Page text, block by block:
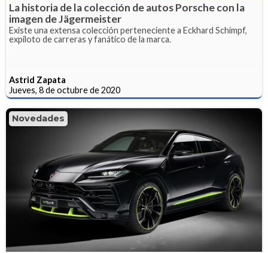
La historia de la colección de autos Porsche con la
imagen de Jägermeister
Existe una extensa colección perteneciente a Eckhard Schimpf,
expiloto de carreras y fanático de la marca.
Astrid Zapata
Jueves, 8 de octubre de 2020
Novedades